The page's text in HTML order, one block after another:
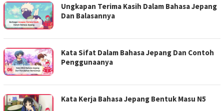
Ungkapan Terima Kasih Dalam Bahasa Jepang
Dan Balasannya
Kata Sifat Dalam Bahasa Jepang Dan Contoh
Penggunaanya
Kata Kerja Bahasa Jepang Bentuk Masu N5